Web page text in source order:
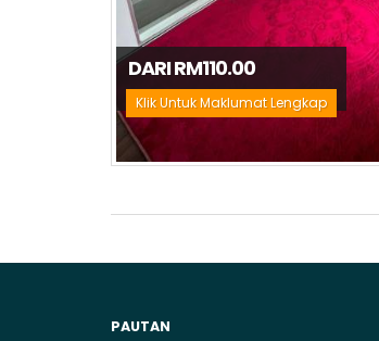
DARI RM110.00
Klik Untuk Maklumat Lengkap
PAUTAN